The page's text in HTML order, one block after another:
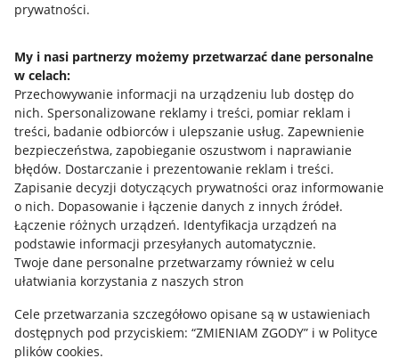
prywatności.
My i nasi partnerzy możemy przetwarzać dane personalne
w celach:
Przechowywanie informacji na urządzeniu lub dostęp do
nich. Spersonalizowane reklamy i treści, pomiar reklam i
treści, badanie odbiorców i ulepszanie usług. Zapewnienie
bezpieczeństwa, zapobieganie oszustwom i naprawianie
błędów. Dostarczanie i prezentowanie reklam i treści.
Zapisanie decyzji dotyczących prywatności oraz informowanie
o nich. Dopasowanie i łączenie danych z innych źródeł.
Łączenie różnych urządzeń. Identyfikacja urządzeń na
podstawie informacji przesyłanych automatycznie.
Twoje dane personalne przetwarzamy również w celu
ułatwiania korzystania z naszych stron
Cele przetwarzania szczegółowo opisane są w ustawieniach
dostępnych pod przyciskiem: “ZMIENIAM ZGODY” i w Polityce
plików cookies.
Jak to działa
Allegro Gadane dla sprzedających
Allegro Gadane dla kupujących
Mapa miejscowości
Informacje prawne
Regulamin
Polityka plików "cookies"
Ustawienia plików "cookies"
Udostępnianie lokalizacji
Informacje dla Aktu o Usługach Cyfrowych